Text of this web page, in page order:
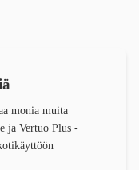
monia muita
ja Vertuo Plus -